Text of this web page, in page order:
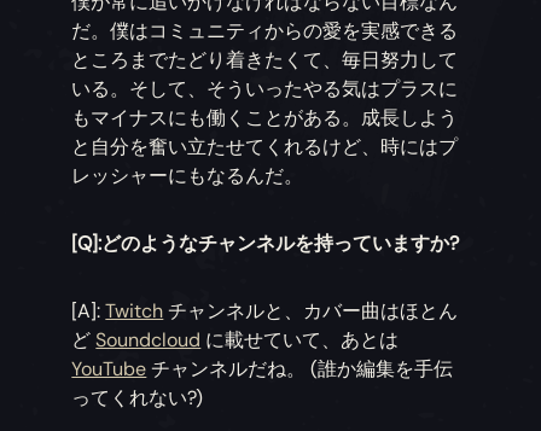
だ。僕はコミュニティからの愛を実感できる
ところまでたどり着きたくて、毎日努力して
いる。そして、そういったやる気はプラスに
もマイナスにも働くことがある。成長しよう
と自分を奮い立たせてくれるけど、時にはプ
レッシャーにもなるんだ。
[Q]:どのようなチャンネルを持っていますか?
[A]:Twitchチャンネルと、カバー曲はほとん
どSoundcloud に載せていて、あとは
YouTubeチャンネルだね。 (誰か編集を手伝
ってくれない?)